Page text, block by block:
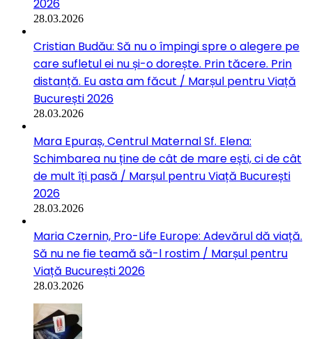
2026
28.03.2026
Cristian Budău: Să nu o împingi spre o alegere pe
care sufletul ei nu și-o dorește. Prin tăcere. Prin
distanță. Eu asta am făcut / Marșul pentru Viață
București 2026
28.03.2026
Mara Epuraș, Centrul Maternal Sf. Elena:
Schimbarea nu ține de cât de mare ești, ci de cât
de mult îți pasă / Marșul pentru Viață București
2026
28.03.2026
Maria Czernin, Pro-Life Europe: Adevărul dă viață.
Să nu ne fie teamă să-l rostim / Marșul pentru
Viață București 2026
28.03.2026